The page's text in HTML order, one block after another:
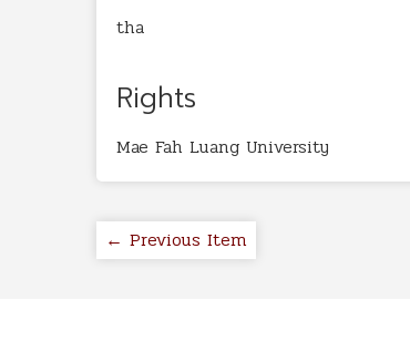
tha
Rights
Mae Fah Luang University
← Previous Item